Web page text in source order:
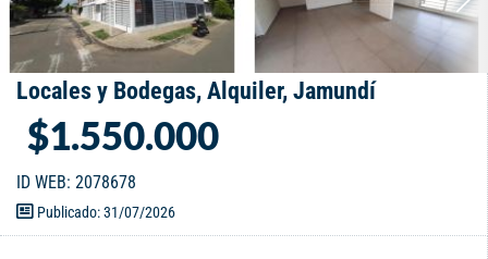
Locales y Bodegas, Alquiler, Jamundí
$1.550.000
ID WEB: 2078678
Publicado: 31/07/2026